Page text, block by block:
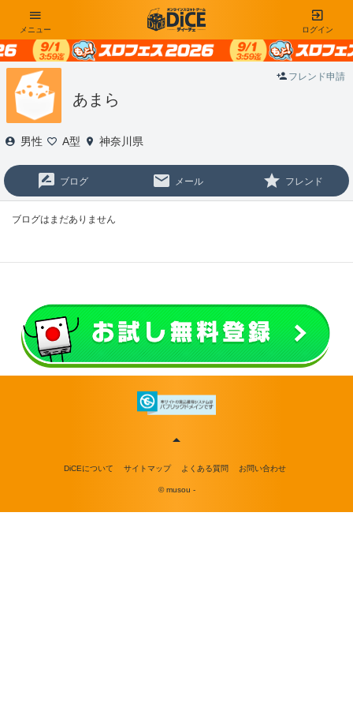
ログイン
メニュー
フレンド申請
あまら
男性 A型 神奈川県
ブログ メール フレンド
ブログはまだありません
DiCEについて サイトマップ よくある質問 お問い合わせ
© musou -